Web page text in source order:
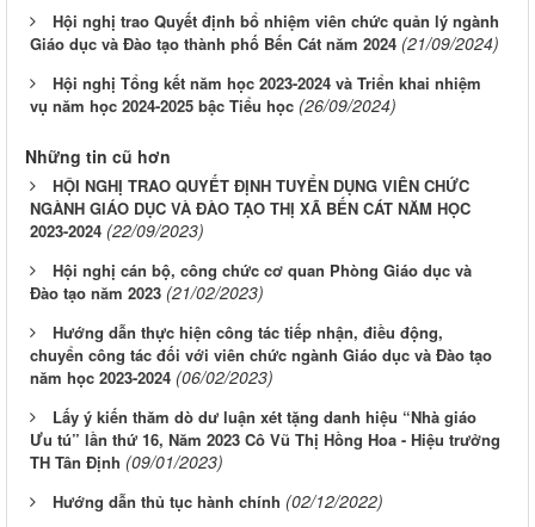
Hội nghị trao Quyết định bổ nhiệm viên chức quản lý ngành
Giáo dục và Đào tạo thành phố Bến Cát năm 2024 (21/09/2024)
Hội nghị Tổng kết năm học 2023-2024 và Triển khai nhiệm
vụ năm học 2024-2025 bậc Tiểu học (26/09/2024)
Những tin cũ hơn
HỘI NGHỊ TRAO QUYẾT ĐỊNH TUYỂN DỤNG VIÊN CHỨC
NGÀNH GIÁO DỤC VÀ ĐÀO TẠO THỊ XÃ BẾN CÁT NĂM HỌC
2023-2024 (22/09/2023)
Hội nghị cán bộ, công chức cơ quan Phòng Giáo dục và
Đào tạo năm 2023 (21/02/2023)
Hướng dẫn thực hiện công tác tiếp nhận, điều động,
chuyển công tác đối với viên chức ngành Giáo dục và Đào tạo
năm học 2023-2024 (06/02/2023)
Lấy ý kiến thăm dò dư luận xét tặng danh hiệu “Nhà giáo
Ưu tú” lần thứ 16, Năm 2023 Cô Vũ Thị Hồng Hoa - Hiệu trưởng
TH Tân Định (09/01/2023)
Hướng dẫn thủ tục hành chính (02/12/2022)